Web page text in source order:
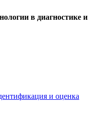
в диагностике и
и оценка